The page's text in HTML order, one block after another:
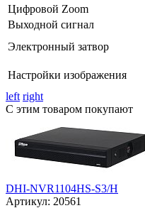
Цифровой Zoom
Выходной сигнал
Электронный затвор
Настройки изображения
left right
С этим товаром покупают
DHI-NVR1104HS-S3/H
Артикул: 20561